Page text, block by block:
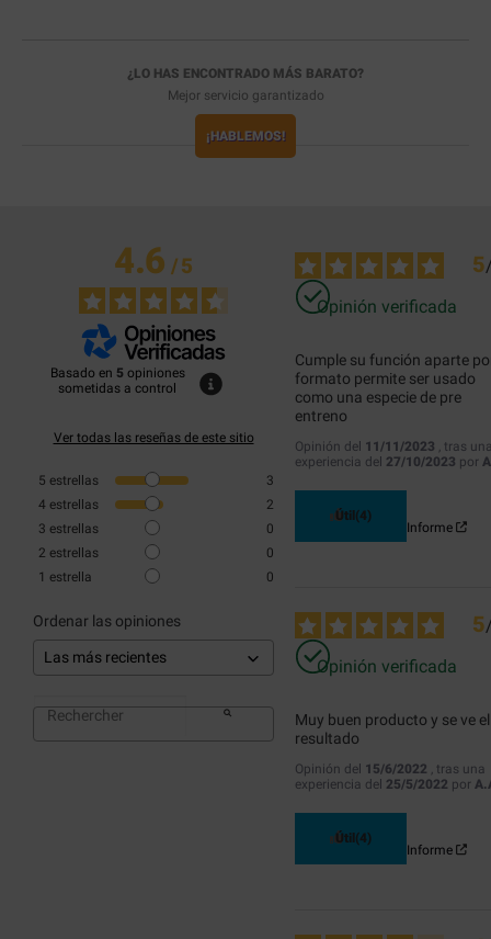
¿LO HAS ENCONTRADO MÁS BARATO?
Mejor servicio garantizado
¡HABLEMOS!
4.6/5
Basado en 5 opiniones
sometidas a control
Ver todas las reseñas de este sitio
5 estrellas
3
4 estrellas
2
3 estrellas
0
2 estrellas
0
1 estrella 0
Ordenar las opiniones
5
Opinión verificada
Cumple su función aparte
formato permite ser usado
como una especie de pre
entreno
Opinión del 11/11/2023 , tras
experiencia del 27/10/2023 por
Útil (4)
Informe
5
Opinión verificada
Muy buen producto y se ve el
resultado
Opinión del 15/6/2022 , tras una
experiencia del 25/5/2022 por
Útil (4)
Informe